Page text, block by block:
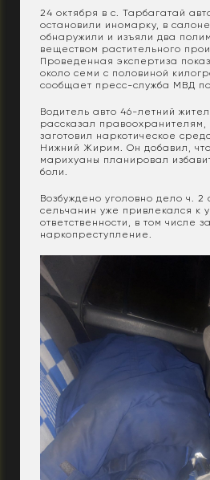
24 октября в с. Тарбагатай
остановили иномарку, в
обнаружили и изъяли два
веществом растительного
Проведенная экспертиза
около семи с половиной
сообщает пресс-служба МВД по
Водитель авто 46-летний
рассказал правоохранителям,
заготовил наркотическое
Нижний Жирим. Он добавил,
марихуаны планировал
боли.
Возбуждено уголовно дело ч. 2
сельчанин уже привлекался к
ответственности, в том числе за
наркопреступление.